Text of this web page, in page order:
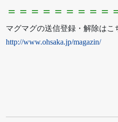
＝＝＝＝＝＝＝＝＝
マグマグの送信登録・解除はこ
http://www.ohsaka.jp/magazin/